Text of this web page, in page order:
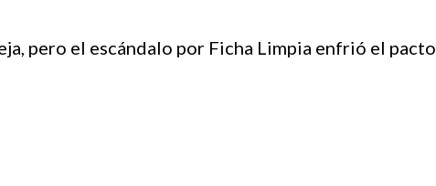
pero el escándalo por Ficha Limpia enfrió el pacto